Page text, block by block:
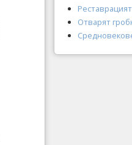
Отварят